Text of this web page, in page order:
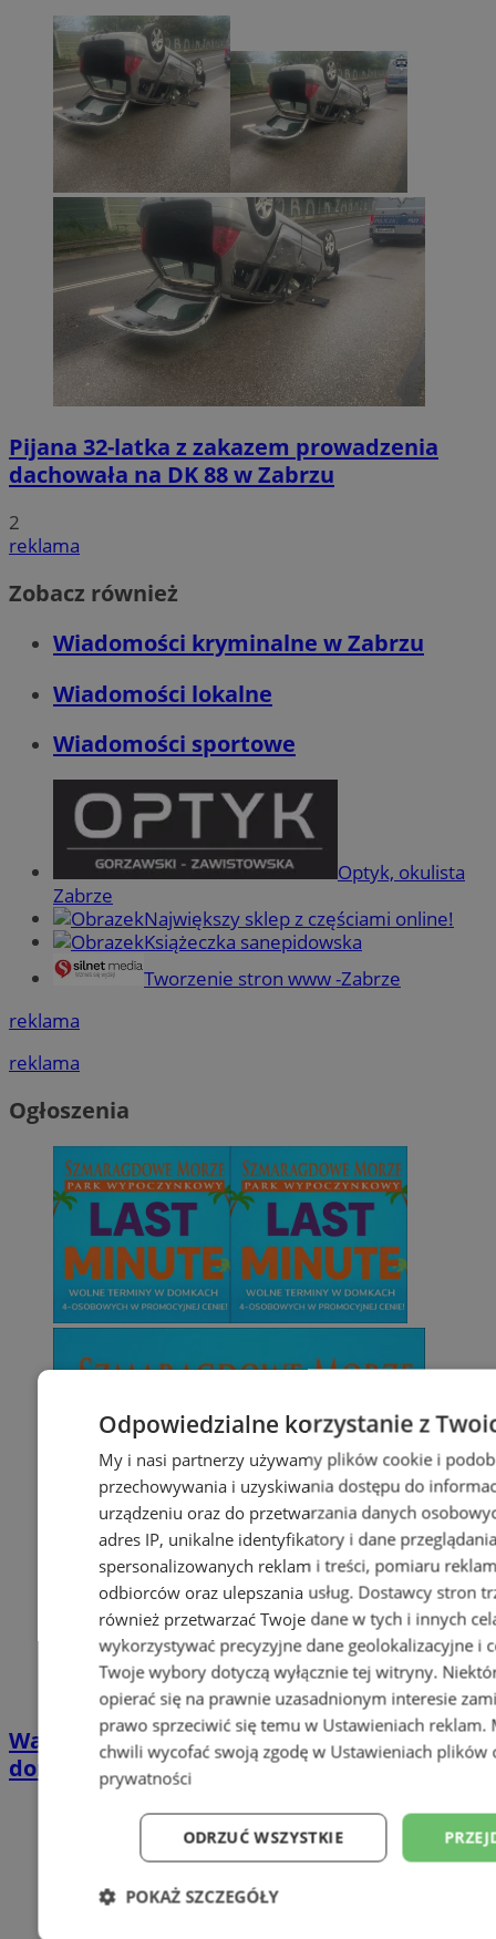
Pijana 32-latka z zakazem prowadzenia
dachowała na DK 88 w Zabrzu
2
reklama
Zobacz również
Wiadomości kryminalne w Zabrzu
Wiadomości lokalne
Wiadomości sportowe
Optyk, okulista
Zabrze
Największy sklep z częściami online!
Książeczka sanepidowska
Tworzenie stron www -Zabrze
reklama
reklama
Ogłoszenia
Wakacyjny wypoczynek nad Bałtykiem w
domkach Szmaragdowe Morze
Odpowiedzialne korzystanie z
My i nasi partnerzy używamy plików cookie i
przechowywania i uzyskiwania dostępu do
urządzeniu oraz do przetwarzania danych
adres IP, unikalne identyfikatory i dane
spersonalizowanych reklam i treści, pomiaru
odbiorców oraz ulepszania usług. Dostawcy stron
również przetwarzać Twoje dane w tych i innych
wykorzystywać precyzyjne dane geolokalizacyjne i
Twoje wybory dotyczą wyłącznie tej witryny.
opierać się na prawnie uzasadnionym interesie
prawo sprzeciwić się temu w Ustawieniach reklam.
chwili wycofać swoją zgodę w Ustawieniach plików
prywatności
ODRZUĆ WSZYSTKIE
POKAŻ SZCZEGÓŁY